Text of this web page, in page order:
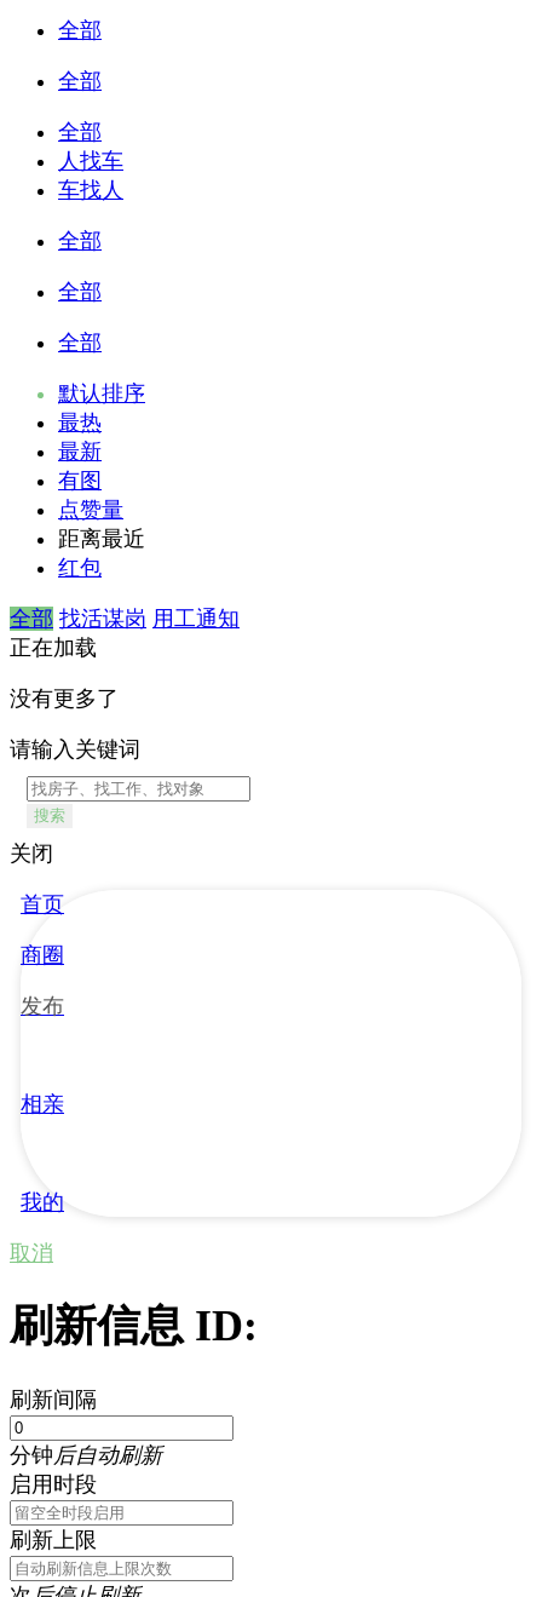
全部
全部
全部
人找车
车找人
全部
全部
全部
默认排序
最热
最新
有图
点赞量
距离最近
红包
全部 找活谋岗 用工通知
正在加载
没有更多了
请输入关键词
搜索
关闭
首页
商圈
发布
相亲
我的
取消
刷新信息 ID:
刷新间隔
分钟后自动刷新
启用时段
刷新上限